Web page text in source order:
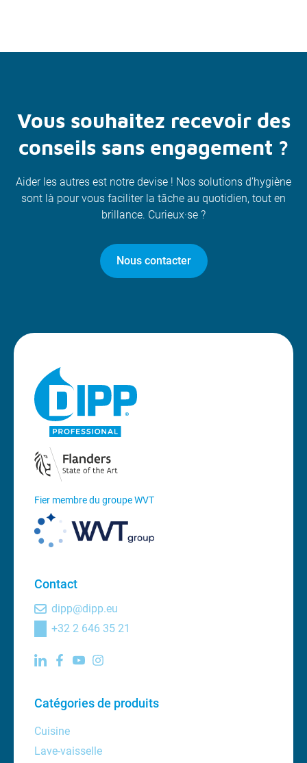
Vous souhaitez recevoir des
conseils sans engagement ?
Aider les autres est notre devise ! Nos solutions d’hygiène
sont là pour vous faciliter la tâche au quotidien, tout en
brillance. Curieux·se ?
Nous contacter
Fier membre du groupe WVT
Contact
dipp@dipp.eu
+32 2 646 35 21
Catégories de produits
Cuisine
Lave-vaisselle